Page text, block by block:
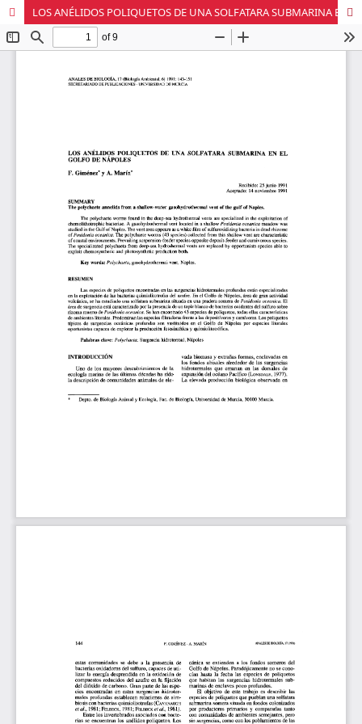
LOS ANÉLIDOS POLIQUETOS DE UNA SOLFATARA SUBMARINA EN EL GOLFO DE NÁPOLES